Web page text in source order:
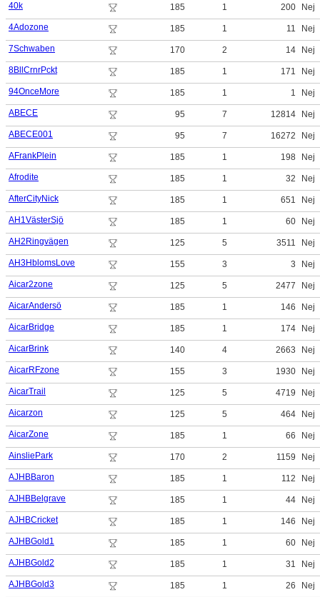
40k
185 1 200
Nej
4Adozone
185 1 11
Nej
7Schwaben
170 2 14
Nej
8BllCrnrPckt
185 1 171
Nej
94OnceMore
185 1 1
Nej
ABECE
95 7 12814
Nej
ABECE001
95 7 16272
Nej
AFrankPlein
185 1 198
Nej
Afrodite
185 1 32
Nej
AfterCityNick
185 1 651
Nej
AH1VästerSjö
185 1 60
Nej
AH2Ringvägen
125 5 3511
Nej
AH3HblomsLove
155 3 3
Nej
Aicar2zone
125 5 2477
Nej
AicarAndersö
185 1 146
Nej
AicarBridge
185 1 174
Nej
AicarBrink
140 4 2663
Nej
AicarRFzone
155 3 1930
Nej
AicarTrail
125 5 4719
Nej
Aicarzon
125 5 464
Nej
AicarZone
185 1 66
Nej
AinsliePark
170 2 1159
Nej
AJHBBaron
185 1 112
Nej
AJHBBelgrave
185 1 44
Nej
AJHBCricket
185 1 146
Nej
AJHBGold1
185 1 60
Nej
AJHBGold2
185 1 31
Nej
AJHBGold3
185 1 26
Nej